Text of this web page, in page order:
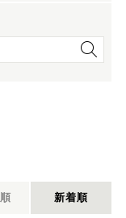
新着順